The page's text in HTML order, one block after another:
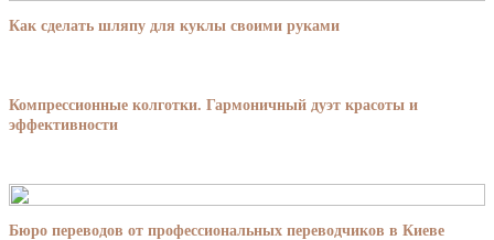
Как сделать шляпу для куклы своими руками
Компрессионные колготки. Гармоничный дуэт красоты и
эффективности
Бюро переводов от профессиональных переводчиков в Киеве